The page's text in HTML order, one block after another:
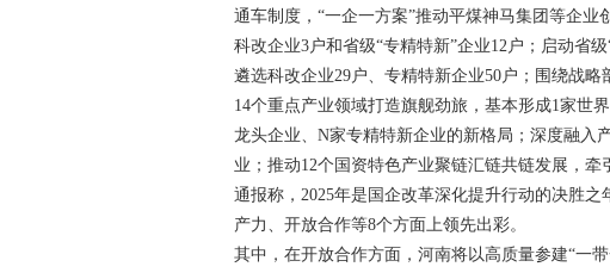
通车制度，“一企一方案”推动平煤神马集团等企业
科改企业3户和省级“专精特新”企业12户；启动省
遴选科改企业29户、专精特新企业50户；围绕战
14个重点产业领域打造旗舰劲旅，基本形成1家世
龙头企业、N家专精特新企业的新格局；深度融入
业；推动12个国资特色产业聚链汇链共链发展，牵
通报称，2025年是国企改革深化提升行动的决胜
产力、开放合作等8个方面上领先出彩。
其中，在开放合作方面，河南将以高质量参建“一